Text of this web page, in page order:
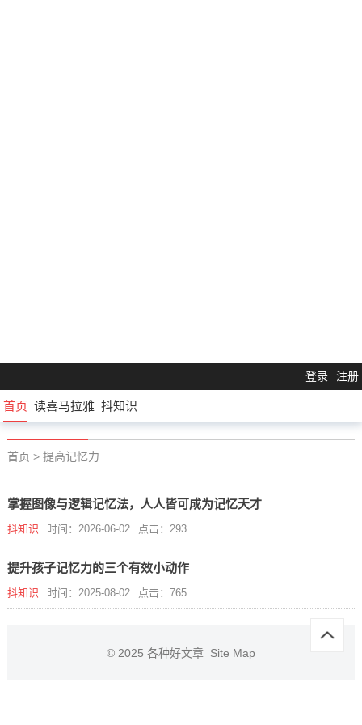
登录 注册
首页 读喜马拉雅 抖知识
首页 > 提高记忆力
掌握图像与逻辑记忆法，人人皆可成为记忆天才
抖知识 时间：2026-06-02 点击：293
提升孩子记忆力的三个有效小动作
抖知识 时间：2025-08-02 点击：765
© 2025 各种好文章 Site Map